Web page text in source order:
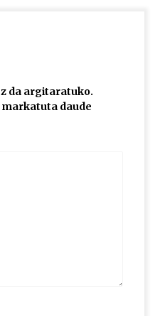
da argitaratuko.
markatuta daude